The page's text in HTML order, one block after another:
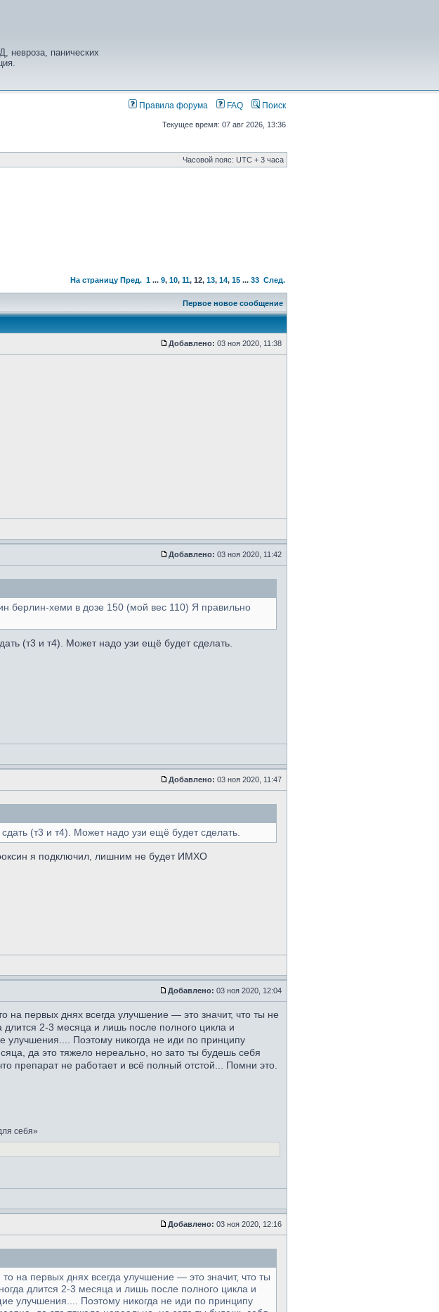
невроза, панических
Правила форума FAQ Поиск
Текущее время: 07 авг 2026, 13:36
Часовой пояс: UTC + 3 часа
На страницу Пред. 1 ...9,10,11,12,13,14,15 ...33 След.
Первое новое сообщение
Добавлено: 03 ноя 2020, 11:38
Добавлено: 03 ноя 2020, 11:42
берлин-хеми в дозе 150 (мой вес 110) Я правильно
(т3 и т4). Может надо узи ещё будет сделать.
Добавлено: 03 ноя 2020, 11:47
(т3 и т4). Может надо узи ещё будет сделать.
я подключил, лишним не будет ИМХО
Добавлено: 03 ноя 2020, 12:04
первых днях всегда улучшение — это значит, что ты не
длится 2-3 месяца и лишь после полного цикла и
Поэтому никогда не иди по принципу
да это тяжело нереально, но зато ты будешь себя
не работает и всё полный отстой... Помни это.
себя»
Добавлено: 03 ноя 2020, 12:16
на первых днях всегда улучшение — это значит, что ты
длится 2-3 месяца и лишь после полного цикла и
улучшения.... Поэтому никогда не иди по принципу